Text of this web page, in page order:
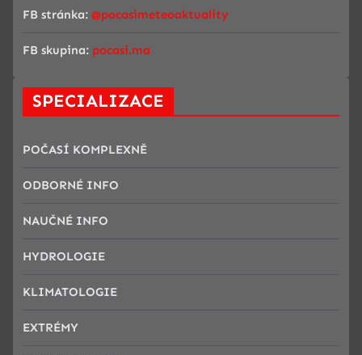
FB stránka: @pocasimeteoaktuality
FB skupina: pocasi.ma
SPECIALIZACE
POČASÍ KOMPLEXNĚ
ODBORNÉ INFO
NAUČNÉ INFO
HYDROLOGIE
KLIMATOLOGIE
EXTRÉMY